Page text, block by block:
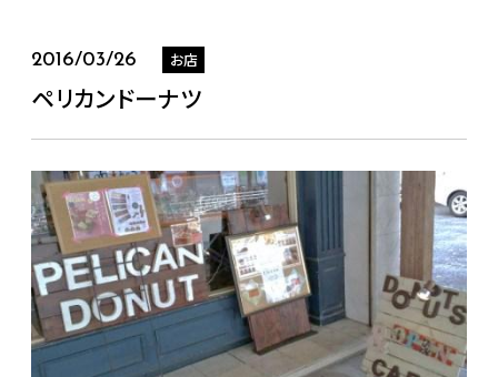
2016/03/26 お店
ペリカンドーナツ